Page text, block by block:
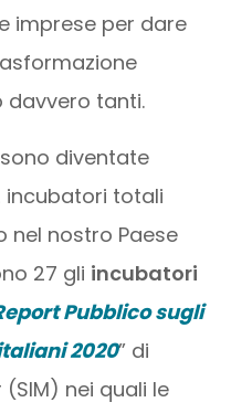
imprese per dare
davvero tanti.
diventate
incubatori totali
nel nostro Paese
27 gli incubatori
Pubblico sugli
2020” di
nei quali le